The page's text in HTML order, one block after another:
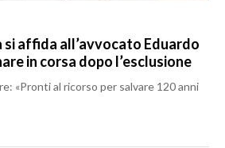
si affida all’avvocato Eduardo
in corsa dopo l’esclusione
«Pronti al ricorso per salvare 120 anni